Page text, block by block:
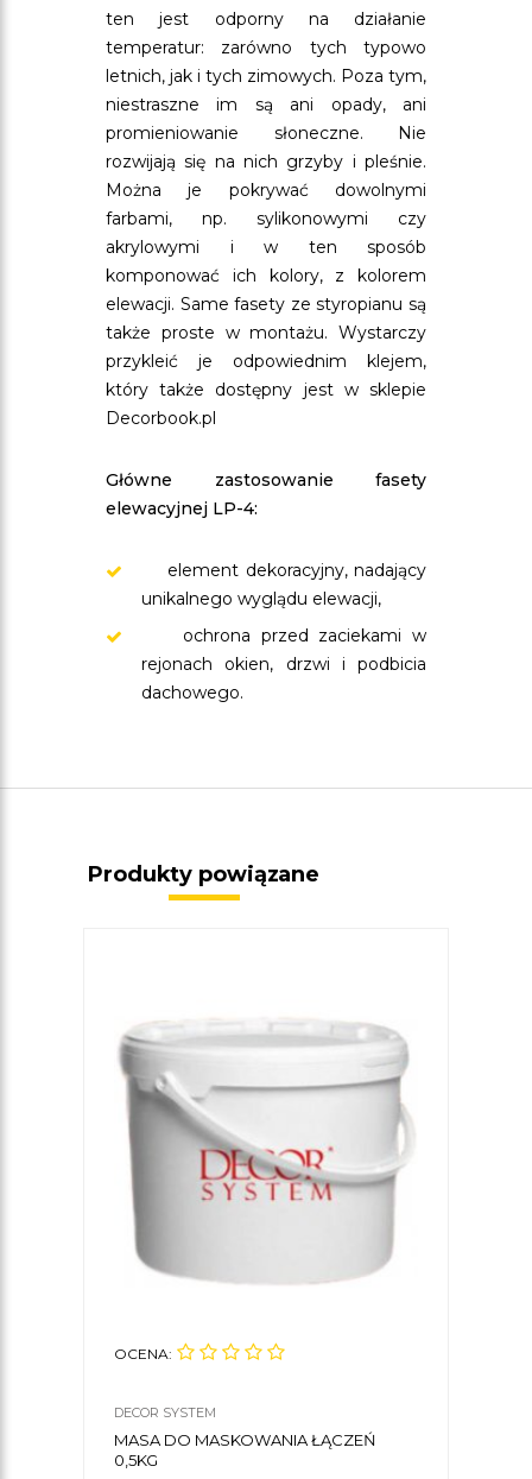
ten jest odporny na działanie
temperatur: zarówno tych typowo
letnich, jak i tych zimowych. Poza tym,
niestraszne im są ani opady, ani
promieniowanie słoneczne. Nie
rozwijają się na nich grzyby i pleśnie.
Można je pokrywać dowolnymi
farbami, np. sylikonowymi czy
akrylowymi i w ten sposób
komponować ich kolory, z kolorem
elewacji. Same fasety ze styropianu są
także proste w montażu. Wystarczy
przykleić je odpowiednim klejem,
który także dostępny jest w sklepie
Decorbook.pl
Główne zastosowanie fasety
elewacyjnej LP-4:
element dekoracyjny, nadający
unikalnego wyglądu elewacji,
ochrona przed zaciekami w
rejonach okien, drzwi i podbicia
dachowego.
Produkty powiązane
OCENA:
DECOR SYSTEM
MASA DO MASKOWANIA ŁĄCZEŃ
0,5KG